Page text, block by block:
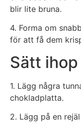
blir lite bruna.
4. Forma om
för att få dem
Sätt
1. Lägg några
chokladplatta.
2. Lägg på en